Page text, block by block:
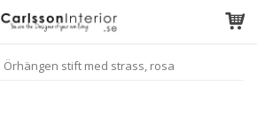
Örhängen stift med strass, rosa